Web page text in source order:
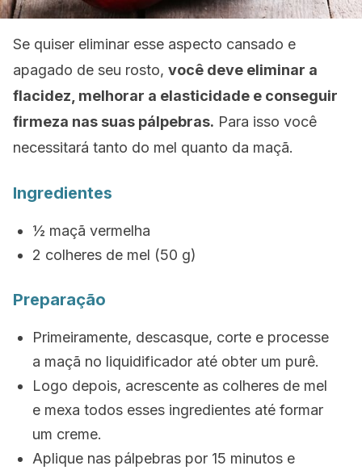
Se quiser eliminar esse aspecto cansado e
apagado de seu rosto, você deve eliminar a
flacidez, melhorar a elasticidade e conseguir
firmeza nas suas pálpebras. Para isso você
necessitará tanto do mel quanto da maçã.
Ingredientes
½ maçã vermelha
2 colheres de mel (50 g)
Preparação
Primeiramente, descasque, corte e processe
a maçã no liquidificador até obter um purê.
Logo depois, acrescente as colheres de mel
e mexa todos esses ingredientes até formar
um creme.
Aplique nas pálpebras por 15 minutos e